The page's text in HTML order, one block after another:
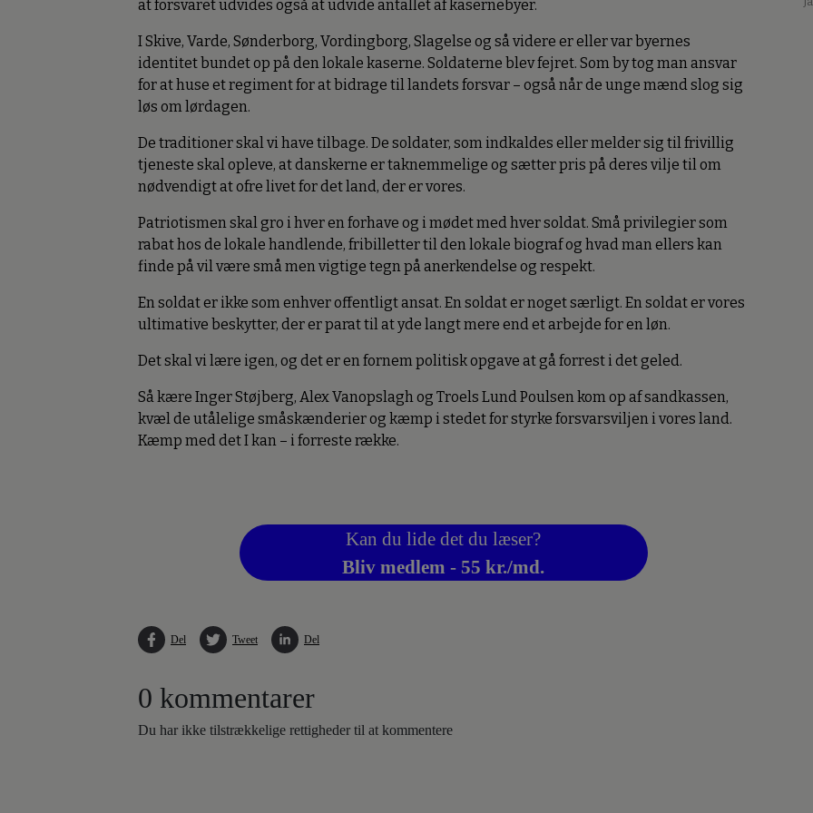
at forsvaret udvides også at udvide antallet af kasernebyer.
I Skive, Varde, Sønderborg, Vordingborg, Slagelse og så videre er eller var byernes
identitet bundet op på den lokale kaserne. Soldaterne blev fejret. Som by tog man ansvar
for at huse et regiment for at bidrage til landets forsvar – også når de unge mænd slog sig
løs om lørdagen.
De traditioner skal vi have tilbage. De soldater, som indkaldes eller melder sig til frivillig
tjeneste skal opleve, at danskerne er taknemmelige og sætter pris på deres vilje til om
nødvendigt at ofre livet for det land, der er vores.
Patriotismen skal gro i hver en forhave og i mødet med hver soldat. Små privilegier som
rabat hos de lokale handlende, fribilletter til den lokale biograf og hvad man ellers kan
finde på vil være små men vigtige tegn på anerkendelse og respekt.
En soldat er ikke som enhver offentligt ansat. En soldat er noget særligt. En soldat er vores
ultimative beskytter, der er parat til at yde langt mere end et arbejde for en løn.
Det skal vi lære igen, og det er en fornem politisk opgave at gå forrest i det geled.
Så kære Inger Støjberg, Alex Vanopslagh og Troels Lund Poulsen kom op af sandkassen,
kvæl de utålelige småskænderier og kæmp i stedet for styrke forsvarsviljen i vores land.
Kæmp med det I kan – i forreste række.
Kan du lide det du læser?
Bliv medlem - 55 kr./md.
Del Tweet Del
0 kommentarer
Du har ikke tilstrækkelige rettigheder til at kommentere